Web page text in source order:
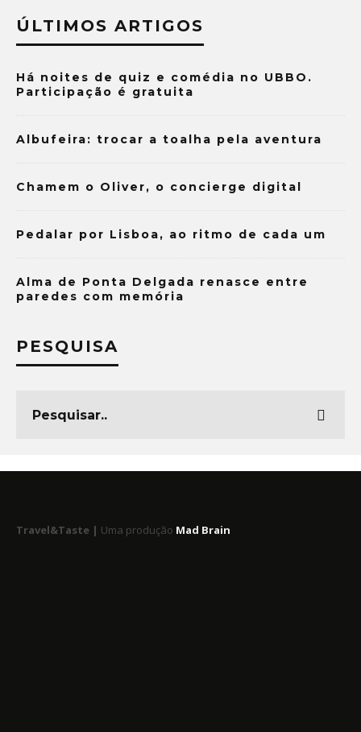
ÚLTIMOS ARTIGOS
Há noites de quiz e comédia no UBBO.
Participação é gratuita
Albufeira: trocar a toalha pela aventura
Chamem o Oliver, o concierge digital
Pedalar por Lisboa, ao ritmo de cada um
Alma de Ponta Delgada renasce entre
paredes com memória
PESQUISA
Travel&Taste | Uma produção Mad Brain